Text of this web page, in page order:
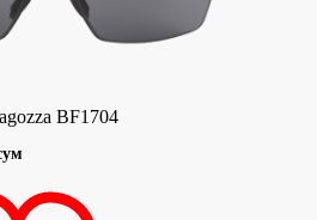
BF1704